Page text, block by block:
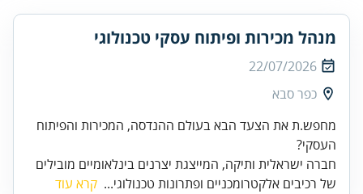
מנהל מכירות ופיתוח עסקי טכנולוגי
22/07/2026
כפר סבא
מחפש.ת את הצעד הבא בעולם ההנדסה, המכירות והפיתוח
העסקי?
חברה ישראלית ותיקה, המייצגת יצרנים בינלאומיים מובילים
של רכיבים אלקטרומכניים ופתרונות טכנולוגי... קרא עוד